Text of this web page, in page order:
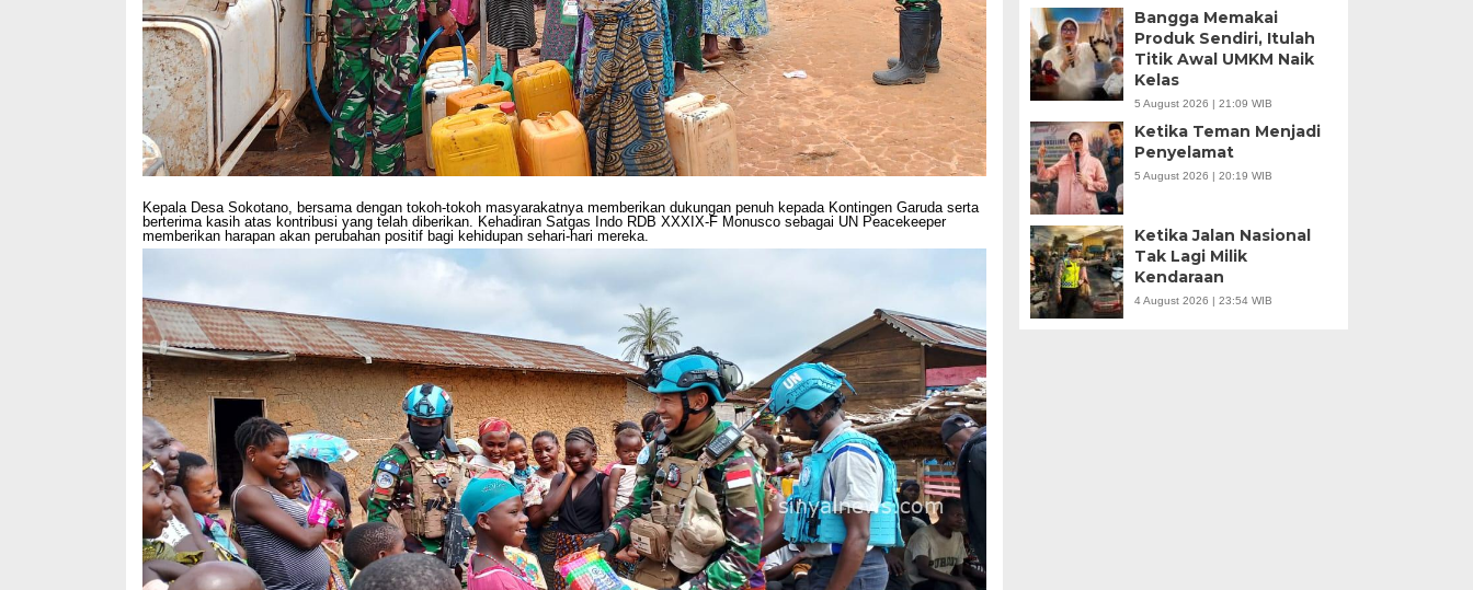
Kepala Desa Sokotano, bersama dengan tokoh-tokoh masyarakatnya memberikan dukungan penuh kepada Kontingen Garuda serta
berterima kasih atas kontribusi yang telah diberikan. Kehadiran Satgas Indo RDB XXXIX-F Monusco sebagai UN Peacekeeper
memberikan harapan akan perubahan positif bagi kehidupan sehari-hari mereka.
Bangga Memakai
Produk Sendiri, Itulah
Titik Awal UMKM Naik
Kelas
5 August 2026 | 21:09 WIB
Ketika Teman Menjadi
Penyelamat
5 August 2026 | 20:19 WIB
Ketika Jalan Nasional
Tak Lagi Milik
Kendaraan
4 August 2026 | 23:54 WIB